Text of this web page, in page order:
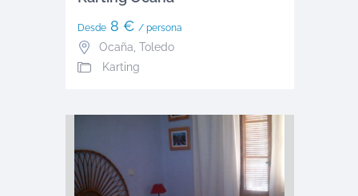
Desde8 € / persona
Ocaña Toledo
Karting